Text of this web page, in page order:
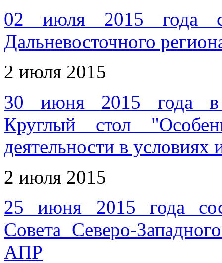
02 июля 2015 года
Дальневосточного
2 июля 2015
30 июня 2015 года в
Круглый стол
деятельности в условиях
2 июля 2015
25 июня 2015 года
Совета Северо-
АПР